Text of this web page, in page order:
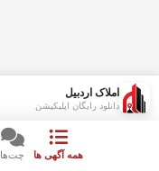
املاک اردبیل
دانلود رایگان اپلیکیشن
همه آگهی ها چت‌ها